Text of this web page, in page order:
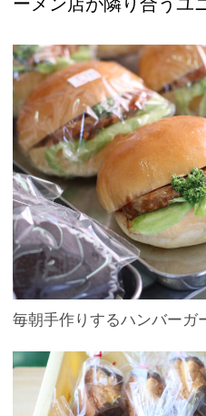
毎朝手作りするハンバーガ